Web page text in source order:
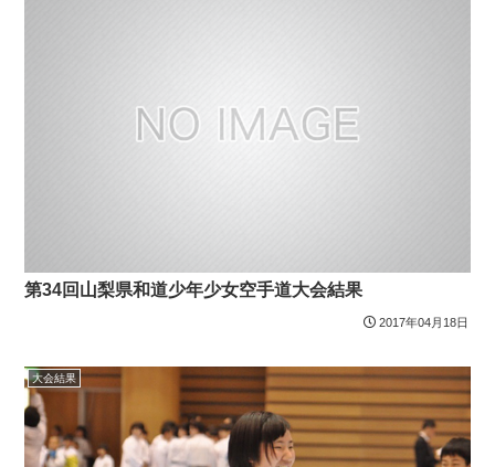
第34回山梨県和道少年少女空手道大会結果
2017年04月18日
大会結果